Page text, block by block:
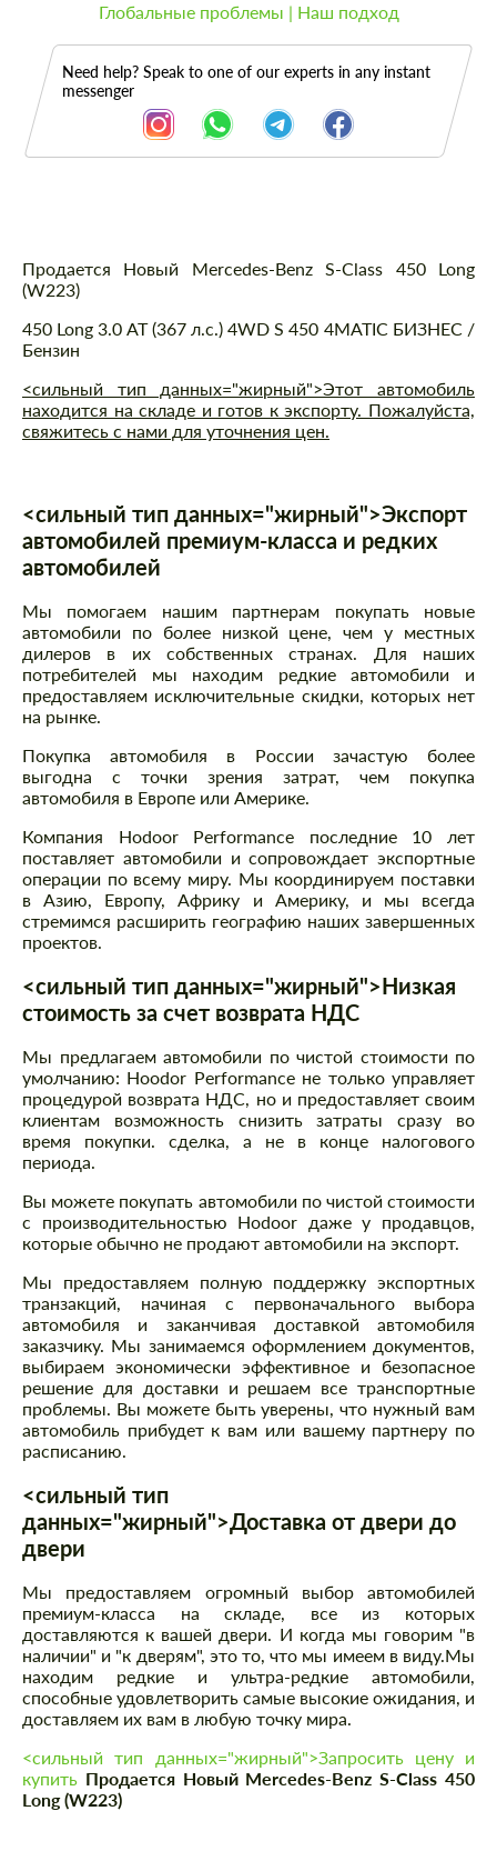
Глобальные проблемы | Наш подход
Need help? Speak to one of our experts in any instant
messenger
Описание
Продается Новый Mercedes-Benz S-Class 450 Long
(W223)
450 Long 3.0 AT (367 л.с.) 4WD S 450 4MATIC БИЗНЕС /
Бензин
<сильный тип данных="жирный">Этот автомобиль
находится на складе и готов к экспорту. Пожалуйста,
свяжитесь с нами для уточнения цен.
<сильный тип данных="жирный">Экспорт
автомобилей премиум-класса и редких
автомобилей
Мы помогаем нашим партнерам покупать новые
автомобили по более низкой цене, чем у местных
дилеров в их собственных странах. Для наших
потребителей мы находим редкие автомобили и
предоставляем исключительные скидки, которых нет
на рынке.
Покупка автомобиля в России зачастую более
выгодна с точки зрения затрат, чем покупка
автомобиля в Европе или Америке.
Компания Hodoor Performance последние 10 лет
поставляет автомобили и сопровождает экспортные
операции по всему миру. Мы координируем поставки
в Азию, Европу, Африку и Америку, и мы всегда
стремимся расширить географию наших завершенных
проектов.
<сильный тип данных="жирный">Низкая
стоимость за счет возврата НДС
Мы предлагаем автомобили по чистой стоимости по
умолчанию: Hoodor Performance не только управляет
процедурой возврата НДС, но и предоставляет своим
клиентам возможность снизить затраты сразу во
время покупки. сделка, а не в конце налогового
периода.
Вы можете покупать автомобили по чистой стоимости
с производительностью Hodoor даже у продавцов,
которые обычно не продают автомобили на экспорт.
Мы предоставляем полную поддержку экспортных
транзакций, начиная с первоначального выбора
автомобиля и заканчивая доставкой автомобиля
заказчику. Мы занимаемся оформлением документов,
выбираем экономически эффективное и безопасное
решение для доставки и решаем все транспортные
проблемы. Вы можете быть уверены, что нужный вам
автомобиль прибудет к вам или вашему партнеру по
расписанию.
<сильный тип
данных="жирный">Доставка от двери до
двери
Мы предоставляем огромный выбор автомобилей
премиум-класса на складе, все из которых
доставляются к вашей двери. И когда мы говорим "в
наличии" и "к дверям", это то, что мы имеем в виду.Мы
находим редкие и ультра-редкие автомобили,
способные удовлетворить самые высокие ожидания, и
доставляем их вам в любую точку мира.
<сильный тип данных="жирный">Запросить цену и
купить Продается Новый Mercedes-Benz S-Class 450
Long (W223)